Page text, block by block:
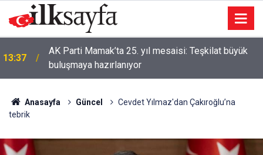
13:37
AK Parti Mamak’ta 25. yıl mesaisi: Teşkilat büyük
buluşmaya hazırlanıyor
Anasayfa Güncel
Cevdet Yılmaz'dan Çakıroğlu’na
tebrik